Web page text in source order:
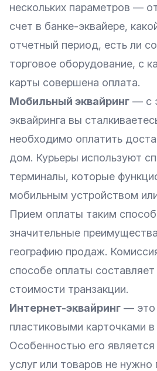
нескольких параметров —
счет в банке-эквайере,
отчетный период, есть ли
торговое оборудование, с
карты совершена оплата.
Мобильный эквайринг — с
эквайринга вы
необходимо оплатить
дом. Курьеры используют
терминалы, которые
мобильным устройством
Прием оплаты таким
значительные
географию продаж.
способе оплаты составляет
стоимости транзакции.
Интернет-эквайринг — это
пластиковыми карточками в
Особенностью его
услуг или товаров не нужно